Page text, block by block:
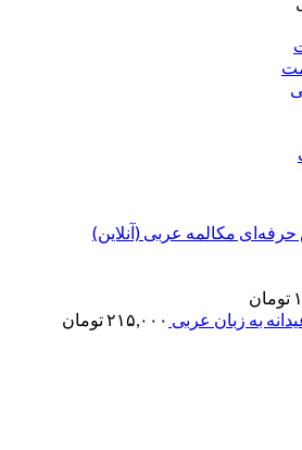
مکالمه عربی (آنلاین)
تومان
۲۱۵,۰۰۰تومان